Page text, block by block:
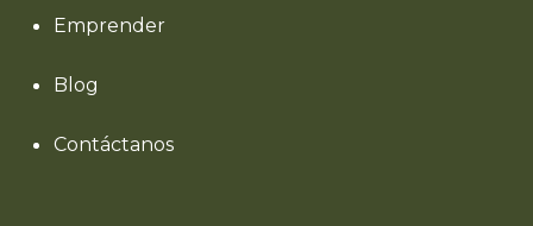
Emprender
Blog
Contáctanos